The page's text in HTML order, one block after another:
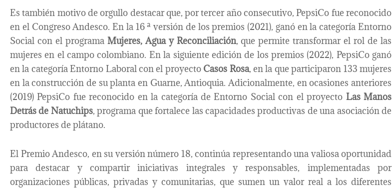
Es también motivo de orgullo destacar que, por tercer año consecutivo, PepsiCo fue reconocido
en el Congreso Andesco. En la 16 ª versión de los premios (2021), ganó en la categoría Entorno
Social con el programa Mujeres, Agua y Reconciliación, que permite transformar el rol de las
mujeres en el campo colombiano. En la siguiente edición de los premios (2022), PepsiCo ganó
en la categoría Entorno Laboral con el proyecto Casos Rosa, en la que participaron 133 mujeres
en la construcción de su planta en Guarne, Antioquia. Adicionalmente, en ocasiones anteriores
(2019) PepsiCo fue reconocido en la categoría de Entorno Social con el proyecto Las Manos
Detrás de Natuchips, programa que fortalece las capacidades productivas de una asociación de
productores de plátano.
El Premio Andesco, en su versión número 18, continúa representando una valiosa oportunidad
para destacar y compartir iniciativas integrales y responsables, implementadas por
organizaciones públicas, privadas y comunitarias, que sumen un valor real a los diferentes